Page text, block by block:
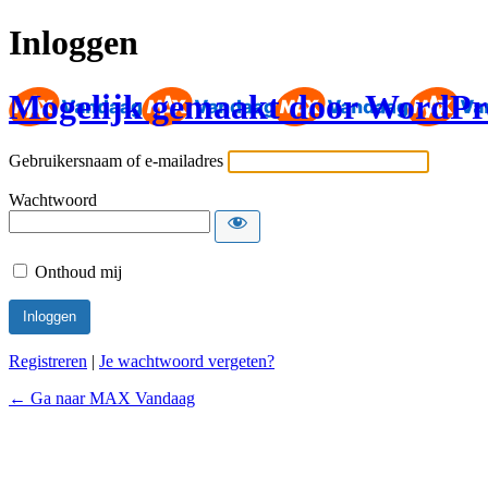
Inloggen
Mogelijk gemaakt door
Gebruikersnaam of e-mailadres
Wachtwoord
Onthoud mij
Registreren | Je wachtwoord vergeten?
← Ga naar MAX Vandaag